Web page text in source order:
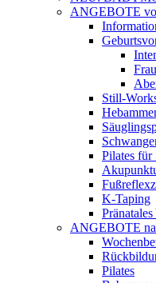
ANGEBOTE
Still-
Pilates für
K-Taping
Pränatales
ANGEBOTE
Pilates